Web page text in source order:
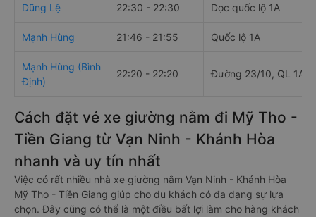
Dũng Lệ 22:30 - 22:30 Dọc quốc lộ 1A
Mạnh Hùng 21:46 - 21:55 Quốc lộ 1A
Mạnh Hùng (Bình
Định)
22:20 - 22:20 Đường 23/10, QL 1A,
Cách đặt vé xe giường nằm đi Mỹ Tho -
Tiền Giang từ Vạn Ninh - Khánh Hòa
nhanh và uy tín nhất
Việc có rất nhiều nhà xe giường nằm Vạn Ninh - Khánh Hòa
Mỹ Tho - Tiền Giang giúp cho du khách có đa dạng sự lựa
chọn. Đây cũng có thể là một điều bất lợi làm cho hàng khách